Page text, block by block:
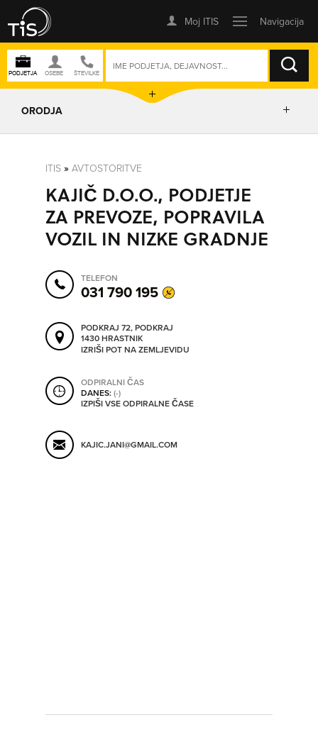
ISKANJE
SO ODPRTA V
ORODJA
IZRIŠI POT
POŠLJI SMS
ORODJA
SHRANI V MOJ ITIS
ITIS » AVTOSTORITVE
KAJIČ D.O.O., PODJETJE
ZA PREVOZE, POPRAVILA
VOZIL IN NIZKE GRADNJE
TELEFON
031 790 195
PODKRAJ 72, PODKRAJ
1430 HRASTNIK
IZRIŠI POT NA ZEMLJEVIDU
ODPIRALNI ČAS
DANES:(-)
IZPIŠI VSE ODPIRALNE ČASE
KAJIC.JANI@GMAIL.COM